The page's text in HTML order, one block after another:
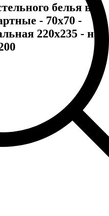
белья в
- 70х70 -
220х235 - на